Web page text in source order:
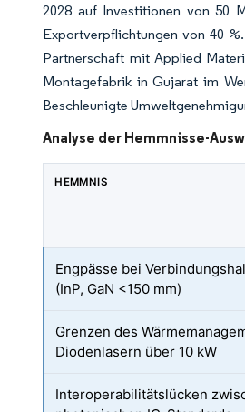
2028 auf Investitionen von 50
Exportverpflichtungen von 40
Partnerschaft mit Applied
Montagefabrik in Gujarat im
Beschleunigte
Analyse der Hemmnisse-
HEMMNIS
Engpässe bei
(InP, GaN <150 mm)
Grenzen des
Diodenlasern über 10 kW
Interoperabilitätslücken